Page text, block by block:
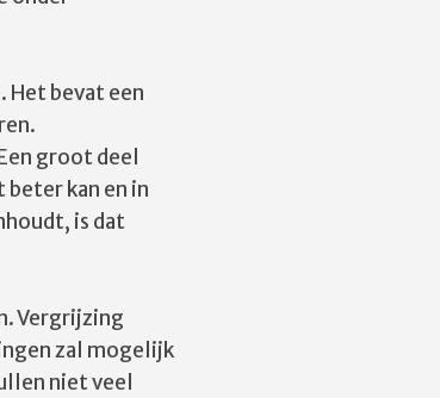
Het bevat een
groot deel
kan en in
is dat
Vergrijzing
zal mogelijk
niet veel